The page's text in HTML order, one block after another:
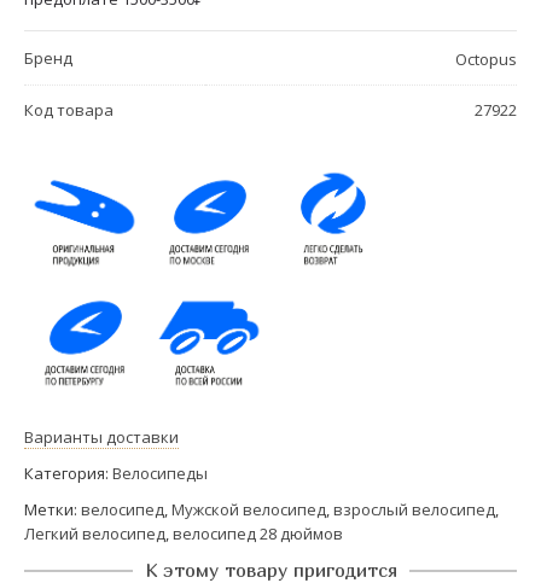
Бренд Octopus
Код товара 27922
Варианты доставки
Категория: Велосипеды
Метки: велосипед,Мужской велосипед,взрослый велосипед,
Легкий велосипед,велосипед 28 дюймов
К этому товару пригодится